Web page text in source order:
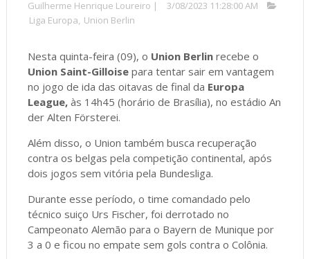
Guilherme Henrique Loureiro |
3/08/2023 11:28:00 AM
Liga Europa, Union Berlin
Nesta quinta-feira (09), o Union Berlin recebe o
Union Saint-Gilloise para tentar sair em vantagem
no jogo de ida das oitavas de final da Europa
League, às 14h45 (horário de Brasília), no estádio An
der Alten Försterei.
Além disso, o Union também busca recuperação
contra os belgas pela competição continental, após
dois jogos sem vitória pela Bundesliga.
Durante esse período, o time comandado pelo
técnico suiço Urs Fischer, foi derrotado no
Campeonato Alemão para o Bayern de Munique por
3 a 0 e ficou no empate sem gols contra o Colônia.